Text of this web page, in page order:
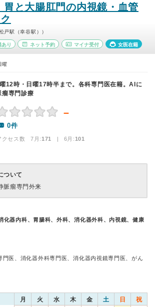
胃と大腸肛門の内視鏡・血管
戸駅（幸谷駅））
あり ネット予約 マイナ受付 女医在籍
曜
12時・日曜17時半まで。各科専門医在籍。AIに
瘤専門診療
－
0件
クセス数 7月:171 | 6月:101
ついて
脈瘤専門外来
化器内科、胃腸科、外科、消化器外科、内視鏡、健康
門医、消化器外科専門医、消化器内視鏡専門医、がん
月 火 水 木 金 土 日 祝